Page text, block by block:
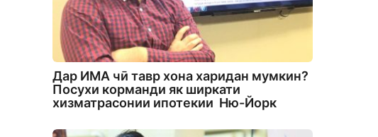
Дар ИМА чӣ тавр хона харидан мумкин?
Посухи корманди як ширкати
хизматрасонии ипотекии Ню-Йорк